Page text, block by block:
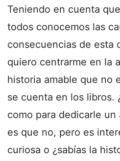
Teniendo en cuenta
todos conocemos las
consecuencias de esta
quiero centrarme en la
historia amable que no
se cuenta en los libros.
como para dedicarle
es que no, pero es
curiosa o ¿sabías la